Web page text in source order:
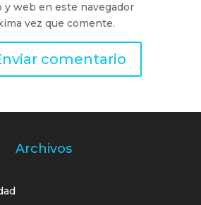
y web en este navegador
vez que comente.
Archivos